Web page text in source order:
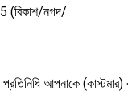
(বিকাশ/নগদ/
প্রতিনিধি আপনাকে (কাস্টমার)